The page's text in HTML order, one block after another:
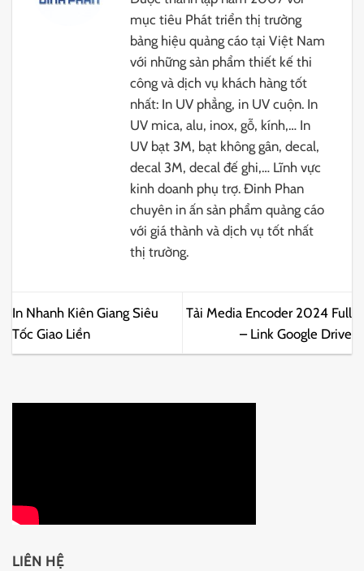
mục tiêu Phát triển thị trường
bảng hiệu quảng cáo tại Việt Nam
với những sản phẩm thiết kế thi
công và dịch vụ khách hàng tốt
nhất: In UV phẳng, in UV cuộn. In
UV mica, alu, inox, gỗ, kính,… In
UV bạt 3M, bạt không gân, decal,
decal 3M, decal đế ghi,… Lĩnh vực
kinh doanh phụ trợ. Đinh Phan
chuyên in ấn sản phẩm quảng cáo
với giá thành và dịch vụ tốt nhất
thị trường.
In Nhanh Kiên Giang Siêu
Tốc Giao Liền
Tải Media Encoder 2024 Full
– Link Google Drive
LIÊN HỆ